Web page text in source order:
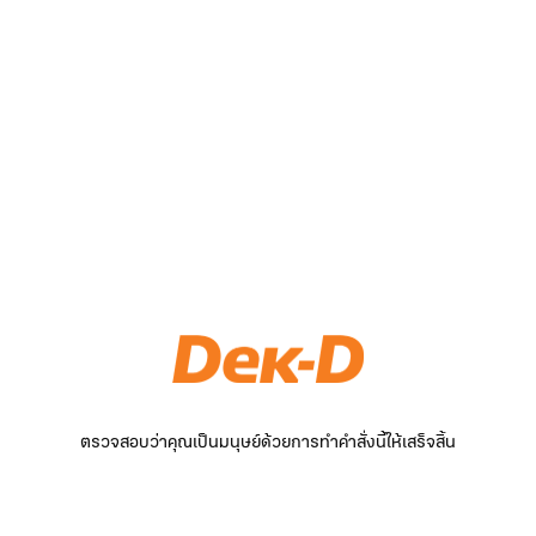
ตรวจสอบว่าคุณเป็นมนุษย์ด้วยการทำคำสั่งนี้ให้เสร็จสิ้น